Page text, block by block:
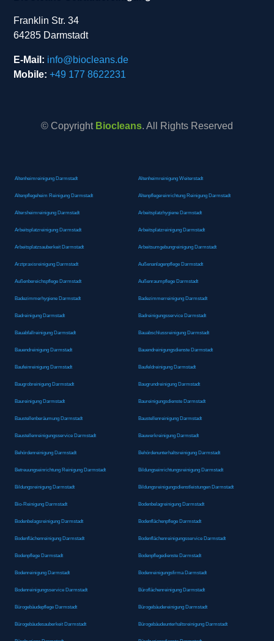
Franklin Str. 34
64285 Darmstadt
E-Mail: info@biocleans.de
Mobile: +49 177 8622231
© Copyright Biocleans. All Rights Reserved
Altenheimreinigung Darmstadt Altenheimreinigung Weiterstadt
Altenpflegeheim Reinigung Darmstadt Altenpflegereinrichtung Reinigung Darmstadt
Altersheimreinigung Darmstadt Arbeitsplatzhygiene Darmstadt
Arbeitsplatzreinigung Darmstadt Arbeitsplatzreinigung Darmstadt
Arbeitsplatzsauberkeit Darmstadt Arbeitsumgebungreinigung Darmstadt
Arztpraxisreinigung Darmstadt Außenanlagenpflege Darmstadt
Außenbereichspflege Darmstadt Außenraumpflege Darmstadt
Badezimmerhygiene Darmstadt Badezimmerreinigung Darmstadt
Badreinigung Darmstadt Badreinigungsservice Darmstadt
Bauabfallreinigung Darmstadt Bauabschlussreinigung Darmstadt
Bauendreinigung Darmstadt Bauendreinigungsdienste Darmstadt
Baufeinreinigung Darmstadt Baufeldreinigung Darmstadt
Baugrobreinigung Darmstadt Baugrundreinigung Darmstadt
Baureinigung Darmstadt Baureinigungsdienste Darmstadt
Baustellenberäumung Darmstadt Baustellenreinigung Darmstadt
Baustellenreinigungsservice Darmstadt Bauwerkreinigung Darmstadt
Behördenreinigung Darmstadt Behördenunterhaltsreinigung Darmstadt
Betreuungseinrichtung Reinigung Darmstadt Bildungseinrichtungsreinigung Darmstadt
Bildungsreinigung Darmstadt Bildungsreinigungsdienstleistungen Darmstadt
Bio-Reinigung Darmstadt Bodenbelagreinigung Darmstadt
Bodenbelagsreinigung Darmstadt Bodenflächenpflege Darmstadt
Bodenflächenreinigung Darmstadt Bodenflächenreinigungsservice Darmstadt
Bodenpflege Darmstadt Bodenpflegedienste Darmstadt
Bodenreinigung Darmstadt Bodenreinigungsfirma Darmstadt
Bodenreinigungsservice Darmstadt Büroflächenreinigung Darmstadt
Bürogebäudepflege Darmstadt Bürogebäudereinigung Darmstadt
Bürogebäudesauberkeit Darmstadt Bürogebäudeunterhaltsreinigung Darmstadt